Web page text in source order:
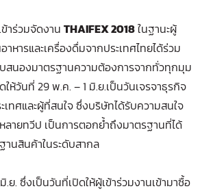
าร่วมจัดงาน THAIFEX 2018ในฐานะผู้
ารและเครื่องดื่มจากประเทศไทยได้ร่วม
นองมาตรฐานความต้องการจากทั่วทุกมุม
ให้วันที่ 29 พ.ค. – 1 มิ.ย.เป็นวันเจรจาธุรกิจ
ทศและผู้ที่สนใจ ซึ่งบริษัทได้รับความสนใจ
ายทวีป เป็นการตอกย้ำถึงมาตรฐานที่ได้
นสินค้าในระดับสากล
ย. ซึ่งเป็นวันที่เปิดให้ผู้เข้าร่วมงานเข้ามาซื้อ